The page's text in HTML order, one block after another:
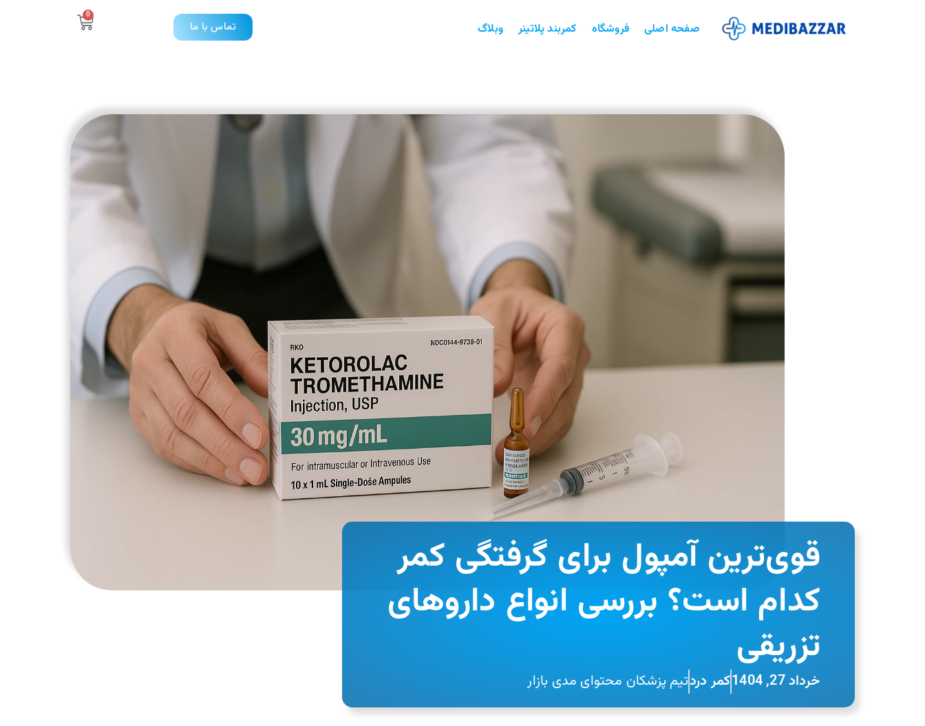
صفحه اصلی فروشگاه کمربند پلاتینر وبلاگ تماس با ما
0
قوی‌ترین آمپول برای گرفتگی کمر
کدام است؟ بررسی انواع داروهای
تزریقی
خرداد 27, 1404 کمر دردتیم پزشکان محتوای مدی بازار